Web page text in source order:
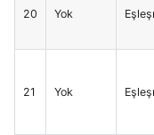
20 Yok
21 Yok